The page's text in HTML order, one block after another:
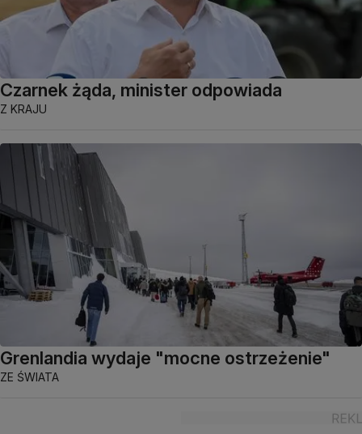
Czarnek żąda, minister odpowiada
Z KRAJU
Grenlandia wydaje "mocne ostrzeżenie"
ZE ŚWIATA